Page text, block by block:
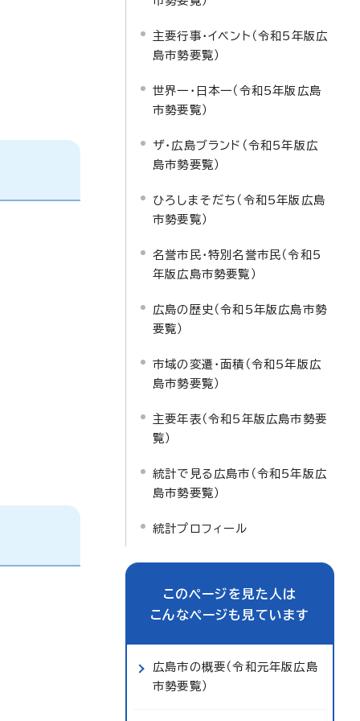
主要行事・イベント（令和5年版広
島市勢要覧）
世界一・日本一（令和5年版広島
市勢要覧）
ザ・広島ブランド（令和5年版広
島市勢要覧）
ひろしまそだち（令和5年版広島
市勢要覧）
名誉市民・特別名誉市民（令和5
年版広島市勢要覧）
広島の歴史（令和5年版広島市勢
要覧）
市域の変遷・面積（令和5年版広
島市勢要覧）
主要年表（令和5年版広島市勢要
覧）
統計で見る広島市（令和5年版広
島市勢要覧）
統計プロフィール
このページを見た人は
こんなページも見ています
広島市の概要（令和元年版広島
市勢要覧）